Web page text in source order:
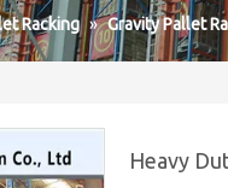
Racking » Gravity Pallet
Heavy